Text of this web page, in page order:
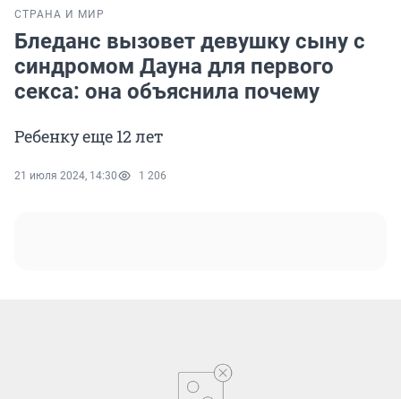
СТРАНА И МИР
Бледанс вызовет девушку сыну с
синдромом Дауна для первого
секса: она объяснила почему
Ребенку еще 12 лет
21 июля 2024, 14:30 1 206